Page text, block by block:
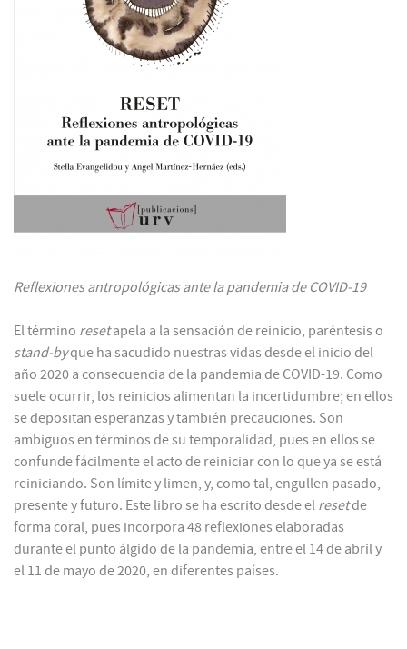
Reflexiones antropológicas ante la pandemia de COVID-19
El término resetapela a la sensación de reinicio, paréntesis o
stand-byque ha sacudido nuestras vidas desde el inicio del
año 2020 a consecuencia de la pandemia de COVID-19. Como
suele ocurrir, los reinicios alimentan la incertidumbre; en ellos
se depositan esperanzas y también precauciones. Son
ambiguos en términos de su temporalidad, pues en ellos se
confunde fácilmente el acto de reiniciar con lo que ya se está
reiniciando. Son límite y limen, y, como tal, engullen pasado,
presente y futuro. Este libro se ha escrito desde el resetde
forma coral, pues incorpora 48 reflexiones elaboradas
durante el punto álgido de la pandemia, entre el 14 de abril y
el 11 de mayo de 2020, en diferentes países.